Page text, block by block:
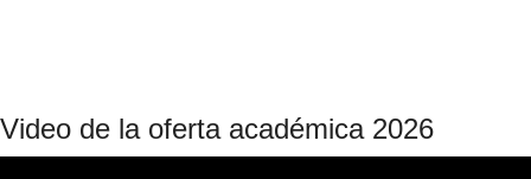
Video de la oferta académica 2026